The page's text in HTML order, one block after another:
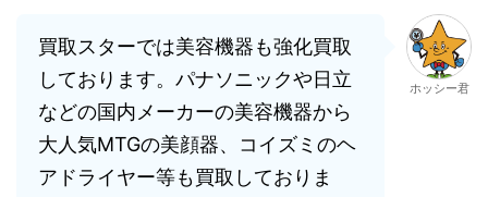
買取スターでは美容機器も強化買取
しております。パナソニックや日立
などの国内メーカーの美容機器から
大人気MTGの美顔器、コイズミのヘ
アドライヤー等も買取しておりま
ホッシー君